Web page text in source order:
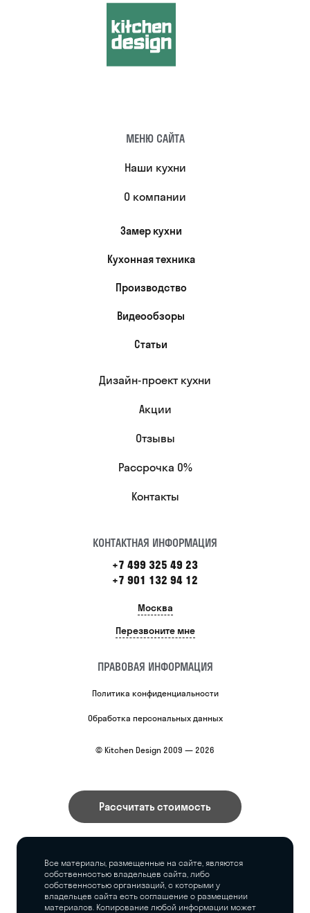
МЕНЮ САЙТА
Наши кухни
О компании
Замер кухни
Кухонная техника
Производство
Видеообзоры
Статьи
Дизайн-проект кухни
Акции
Отзывы
Рассрочка 0%
Контакты
КОНТАКТНАЯ ИНФОРМАЦИЯ
+7 499 325 49 23
+7 901 132 94 12
Москва
Перезвоните мне
ПРАВОВАЯ ИНФОРМАЦИЯ
Политика конфиденциальности
Обработка персональных данных
© Kitchen Design 2009 — 2026
Рассчитать стоимость
Все материалы, размещенные на сайте, являются
собственностью владельцев сайта, либо
собственностью организаций, с которыми у
владельцев сайта есть соглашение о размещении
материалов. Копирование любой информации может